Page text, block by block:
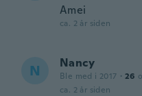
Amei
ca. 2 år siden
N Nancy
Ble med i 2017 · 26
ca. 2 år siden